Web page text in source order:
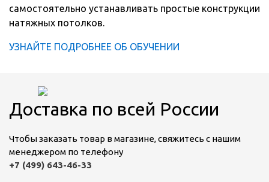
самостоятельно устанавливать простые конструкции
натяжных потолков.
УЗНАЙТЕ ПОДРОБНЕЕ ОБ ОБУЧЕНИИ
Доставка по всей России
Чтобы заказать товар в магазине, свяжитесь с нашим
менеджером по телефону
+7 (499) 643-46-33